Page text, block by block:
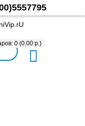
0 (0.00 р.)